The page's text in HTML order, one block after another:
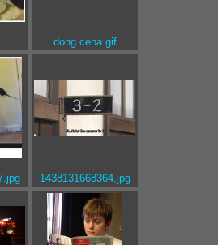
dong cena.gif
1438131668364.jpg